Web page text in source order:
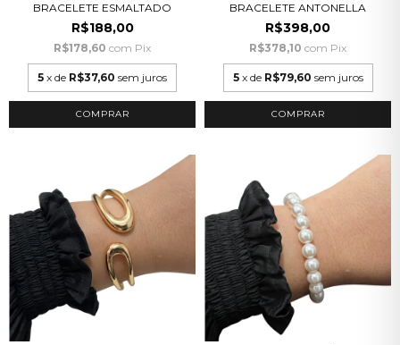
BRACELETE ESMALTADO
R$188,00
R$178,60 com Pix
5 x de R$37,60 sem juros
COMPRAR
BRACELETE ANTONELLA
R$398,00
R$378,10 com Pix
5 x de R$79,60 sem juros
COMPRAR